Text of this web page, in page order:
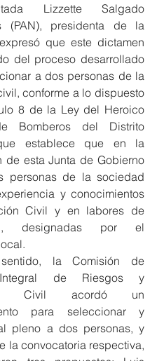
Lizzette Salgado
(PAN), presidenta de la
que este dictamen
del proceso desarrollado
a dos personas de la
conforme a lo dispuesto
8 de la Ley del Heroico
Bomberos del Distrito
establece que en la
de esta Junta de Gobierno
personas de la sociedad
y conocimientos
Civil y en labores de
designadas por el
la Comisión de
de Riesgos y
Civil acordó un
para seleccionar y
pleno a dos personas, y
la convocatoria respectiva,